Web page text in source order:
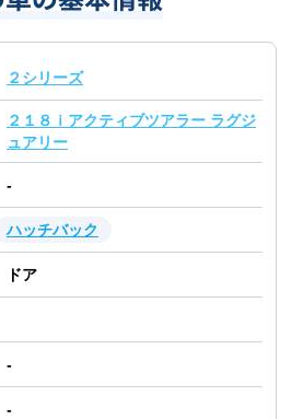
２シリーズ
２１８ｉアクティブツアラー ラグジ
ュアリー
-
ハッチバック
ドア
-
-